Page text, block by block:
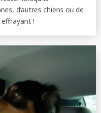
d’autres chiens ou de
!